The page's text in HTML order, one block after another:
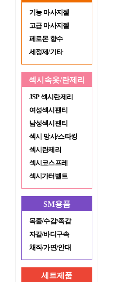
기능 마사지젤
고급 마사지젤
페로몬 향수
세정제/기타
섹시속옷/란제리
JSP 섹시란제리
여성섹시팬티
남성섹시팬티
섹시 망사/스타킹
섹시란제리
섹시코스프레
섹시가터벨트
SM용품
목줄/수갑/족갑
자갈/바디구속
채직/가면/안대
세트제품